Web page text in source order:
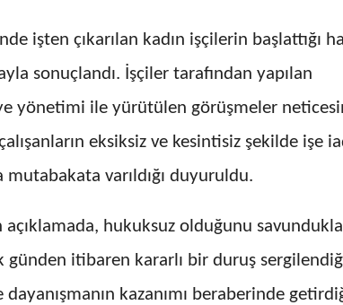
işten çıkarılan kadın işçilerin başlattığı
sonuçlandı. İşçiler tarafından yapılan
yönetimi ile yürütülen görüşmeler
eksiksiz ve kesintisiz şekilde işe
varıldığı duyuruldu.
açıklamada, hukuksuz olduğunu
günden itibaren kararlı bir duruş
kazanımı beraberinde